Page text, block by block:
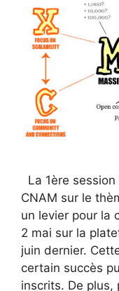
La 1ère
CNAM sur le
un levier pour la
2 mai sur la
juin dernier.
certain succès
inscrits. De